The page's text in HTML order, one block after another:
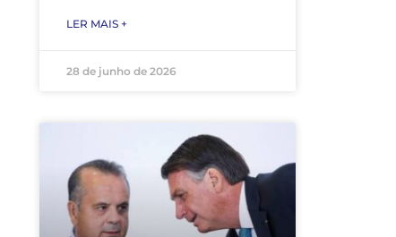
LER MAIS +
28 de junho de 2026